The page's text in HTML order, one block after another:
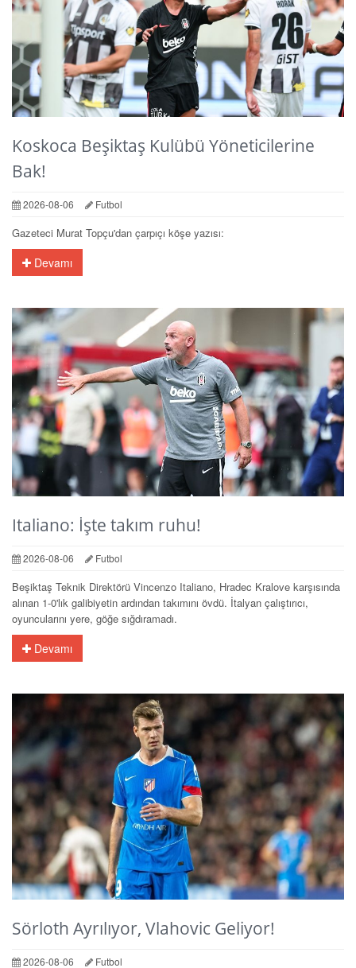
Koskoca Beşiktaş Kulübü Yöneticilerine
Bak!
2026-08-06 Futbol
Gazeteci Murat Topçu'dan çarpıçı köşe yazısı:
Devamı
Italiano: İşte takım ruhu!
2026-08-06 Futbol
Beşiktaş Teknik Direktörü Vincenzo Italiano, Hradec Kralove karşısında
alınan 1-0'lık galibiyetin ardından takımını övdü. İtalyan çalıştırıcı,
oyuncularını yere, göğe sığdıramadı.
Devamı
Sörloth Ayrılıyor, Vlahovic Geliyor!
2026-08-06 Futbol